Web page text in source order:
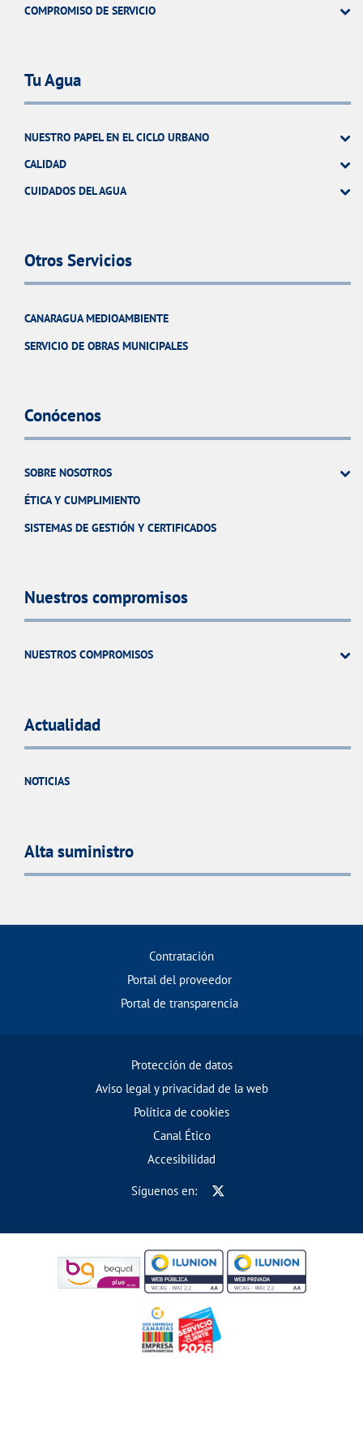
COMPROMISO DE SERVICIO
Tu Agua
NUESTRO PAPEL EN EL CICLO URBANO
CALIDAD
CUIDADOS DEL AGUA
Otros Servicios
CANARAGUA MEDIOAMBIENTE
SERVICIO DE OBRAS MUNICIPALES
Conócenos
SOBRE NOSOTROS
ÉTICA Y CUMPLIMIENTO
SISTEMAS DE GESTIÓN Y CERTIFICADOS
Nuestros compromisos
NUESTROS COMPROMISOS
Actualidad
NOTICIAS
Alta suministro
Contratación
Portal del proveedor
Portal de transparencia
Protección de datos
Aviso legal y privacidad de la web
Política de cookies
Canal Ético
Accesibilidad
Síguenos en: